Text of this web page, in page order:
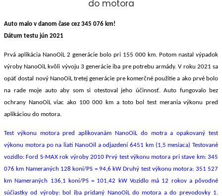
do motora
Auto malo v danom čase cez 345 076 km!
Dátum testu jún 2021
Prvá aplikácia NanoOiL 2 generácie bolo pri 155 000 km. Potom nastal výpadok
výroby NanoOiL kvôli vývoju 3 generácie iba pre potrebu armády. V roku 2021 sa
opäť dostal nový NanoOiL tretej generácie pre komerčné použitie a ako prvé bolo
na rade moje auto aby som si otestoval jeho účinnosť. Auto fungovalo bez
ochrany NanoOiL viac ako 100 000 km a toto bol test merania výkonu pred
aplikáciou do motora.
Test výkonu motora pred aplikovanám NanoOiL do motra a opakovaný test
výkonu motora po na liati NanoOil a odjazdení 6451 km (1,5 mesiaca) Testované
vozidlo: Ford S-MAX rok výroby 2010 Prvý test výkonu motora pri stave km: 345
076 km Nameraných 128 koní/PS = 94,6 kW Druhý test výkonu motora: 351 527
km Nameraných 136,1 koní/PS = 101,42 kW Vozidlo má 12 rokov a pôvodné
súčiastky od výroby: bol iba pridaný NanoOiL do motora a do prevodovky 1.